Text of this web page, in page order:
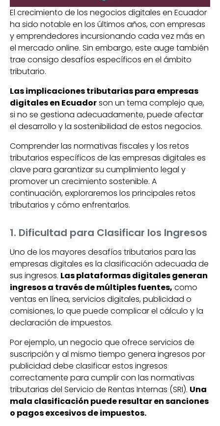
El crecimiento de los negocios digitales en Ecuador
ha sido notable en los últimos años, con empresas
y emprendedores incursionando cada vez más en
el mercado online. Sin embargo, este auge también
trae consigo desafíos específicos en el ámbito
tributario.
Las implicaciones tributarias para empresas
digitales en Ecuadorson un tema complejo que,
si no se gestiona adecuadamente, puede afectar
el desarrollo y la sostenibilidad de estos negocios.
Comprender las normativas fiscales y los retos
tributarios específicos de las empresas digitales es
clave para garantizar su cumplimiento legal y
promover un crecimiento sostenible. A
continuación, exploraremos los principales retos
tributarios y cómo enfrentarlos.
1. Dificultad para Clasificar los Ingresos
Uno de los mayores desafíos tributarios para las
empresas digitales es la clasificación adecuada de
sus ingresos. Las plataformas digitales generan
ingresos a través de múltiples fuentes, como
ventas en línea, servicios digitales, publicidad o
comisiones, lo que puede complicar el cálculo y la
declaración de impuestos.
Por ejemplo, un negocio que ofrece servicios de
suscripción y al mismo tiempo genera ingresos por
publicidad debe clasificar estos ingresos
correctamente para cumplir con las normativas
tributarias del Servicio de Rentas Internas (SRI). Una
mala clasificación puede resultar en sanciones
o pagos excesivos de impuestos.